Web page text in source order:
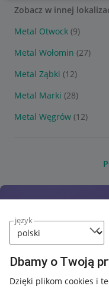
język
Dbamy o Twoją
Dzięki plikom cookies i
Zobacz w innej
Metal Otwock (9)
Metal Wołomin (27)
Metal Ząbki (12)
Metal Marki (28)
Metal Węgrów (12)